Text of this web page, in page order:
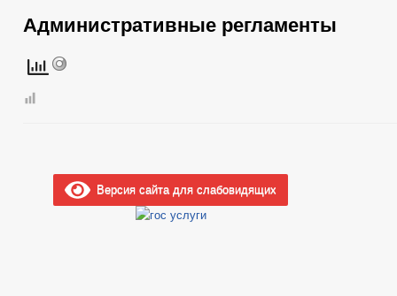
Административные регламенты
Версия сайта для слабовидящих